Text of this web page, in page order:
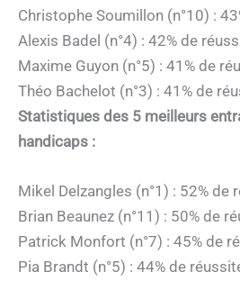
Christophe Soumillon (n°10) :
Alexis Badel (n°4) : 42% de
Maxime Guyon (n°5) : 41% de
Théo Bachelot (n°3) : 41% de
Statistiques des 5 meilleurs
handicaps :
Mikel Delzangles (n°1) : 52% de
Brian Beaunez (n°11) : 50% de
Patrick Monfort (n°7) : 45% de
Pia Brandt (n°5) : 44% de